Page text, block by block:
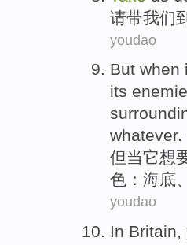
请带我们
youdao
But when
its
whatever.
但当它想
色 ： 海底、
youdao
In Britain,